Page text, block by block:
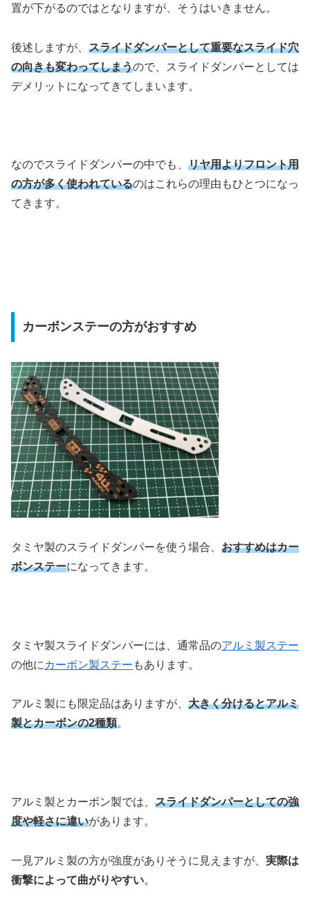
置が下がるのではとなりますが、そうはいきません。
後述しますが、 スライドダンパーとして重要なスライド穴
の向きも変わってしまうので、スライドダンパーとしては
デメリットになってきてしまいます。
なのでスライドダンパーの中でも、 リヤ用よりフロント用
の方が多く使われているのはこれらの理由もひとつになっ
てきます。
カーボンステーの方がおすすめ
タミヤ製のスライドダンパーを使う場合、 おすすめはカー
ボンステーになってきます。
タミヤ製スライドダンパーには、通常品のアルミ製ステー
の他に カーボン製ステー もあります。
アルミ製にも限定品はありますが、 大きく分けるとアルミ
製とカーボンの2種類。
アルミ製とカーボン製では、 スライドダンパーとしての強
度や軽さに違いがあります。
一見アルミ製の方が強度がありそうに見えますが、 実際は
衝撃によって曲がりやすい。